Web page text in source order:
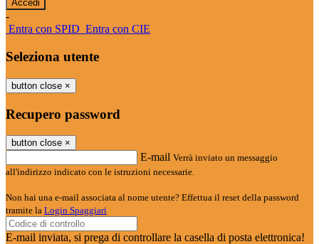
-
Entra con SPID Entra con CIE
Seleziona utente
button close ×
Recupero password
button close ×
E-mail Verrà inviato un messaggio
all'indirizzo indicato con le istruzioni necessarie.
Non hai una e-mail associata al nome utente? Effettua il reset della password
tramite la Login Spaggiari
E-mail inviata, si prega di controllare la casella di posta elettronica!